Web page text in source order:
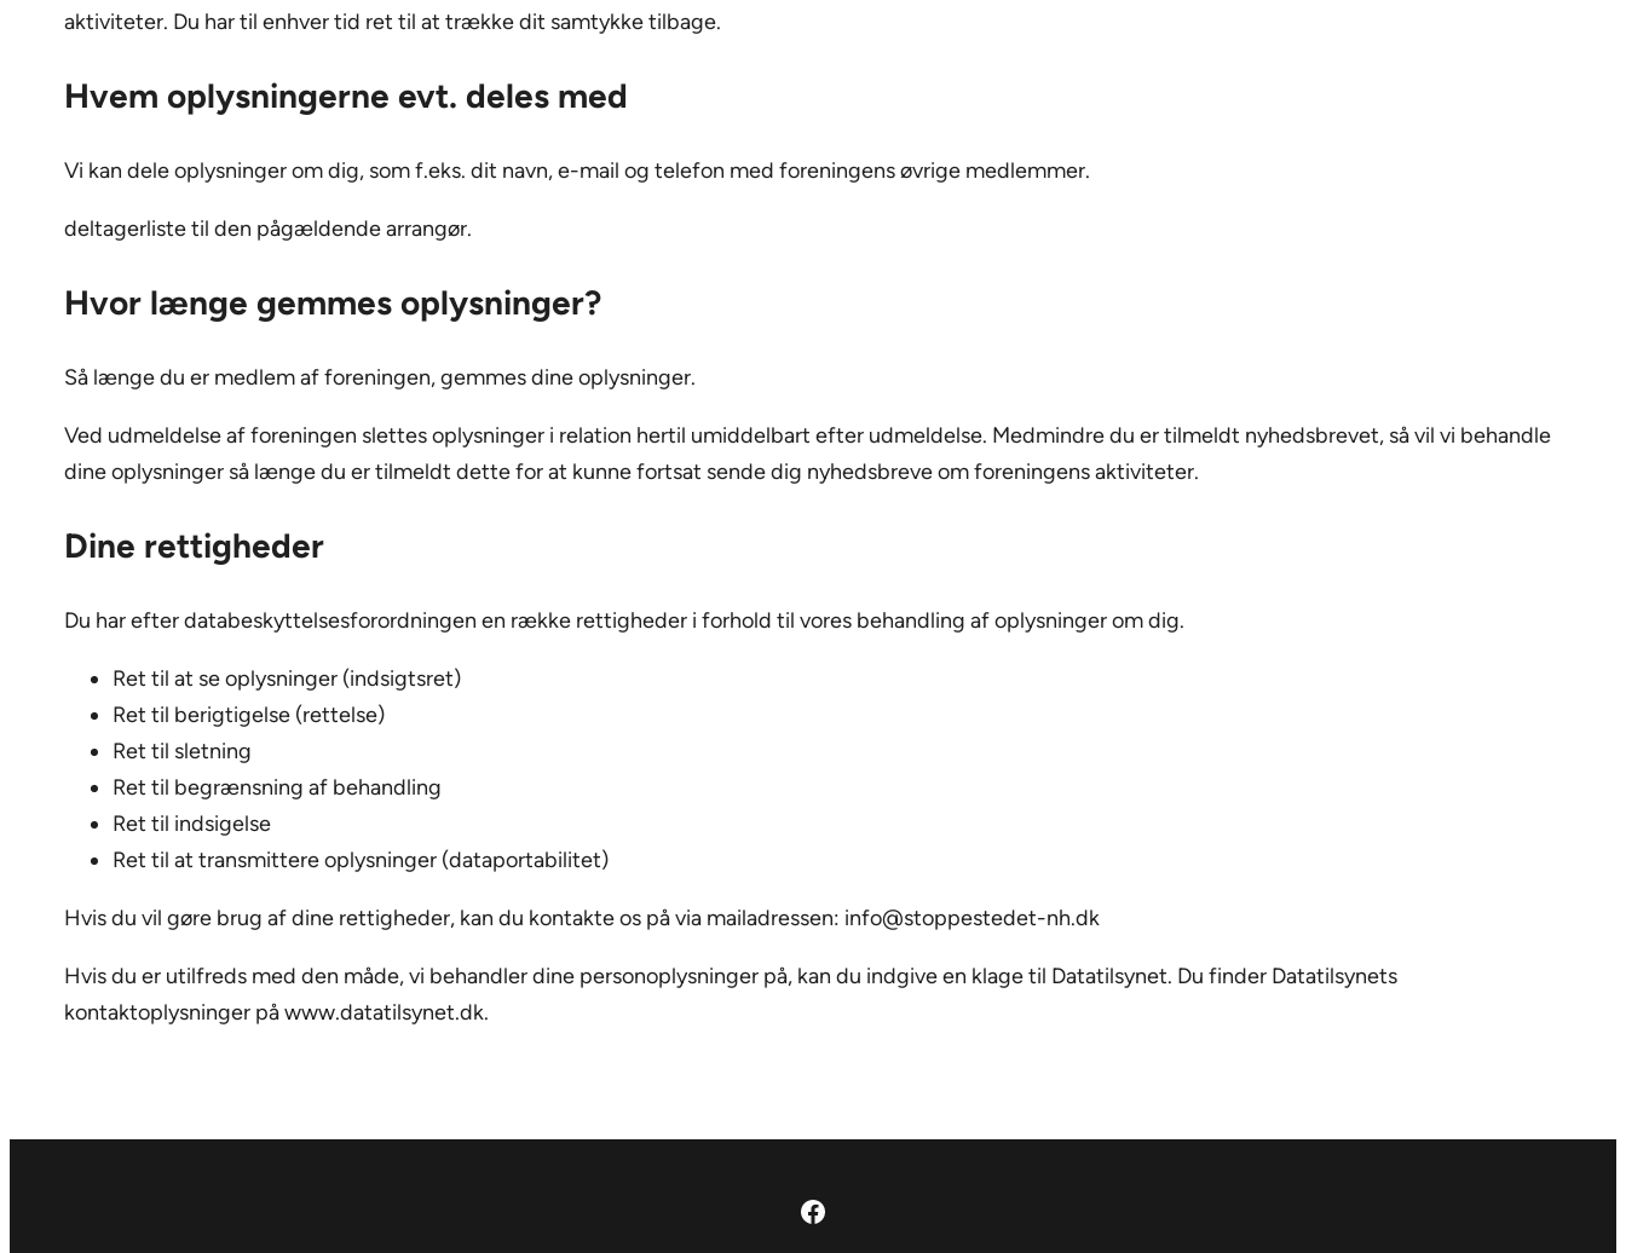
aktiviteter. Du har til enhver tid ret til at trække dit samtykke tilbage.
Hvem oplysningerne evt. deles med
Vi kan dele oplysninger om dig, som f.eks. dit navn, e-mail og telefon med foreningens øvrige medlemmer.
deltagerliste til den pågældende arrangør.
Hvor længe gemmes oplysninger?
Så længe du er medlem af foreningen, gemmes dine oplysninger.
Ved udmeldelse af foreningen slettes oplysninger i relation hertil umiddelbart efter udmeldelse. Medmindre du er tilmeldt nyhedsbrevet, så vil vi behandle
dine oplysninger så længe du er tilmeldt dette for at kunne fortsat sende dig nyhedsbreve om foreningens aktiviteter.
Dine rettigheder
Du har efter databeskyttelsesforordningen en række rettigheder i forhold til vores behandling af oplysninger om dig.
Ret til at se oplysninger (indsigtsret)
Ret til berigtigelse (rettelse)
Ret til sletning
Ret til begrænsning af behandling
Ret til indsigelse
Ret til at transmittere oplysninger (dataportabilitet)
Hvis du vil gøre brug af dine rettigheder, kan du kontakte os på via mailadressen: info@stoppestedet-nh.dk
Hvis du er utilfreds med den måde, vi behandler dine personoplysninger på, kan du indgive en klage til Datatilsynet. Du finder Datatilsynets
kontaktoplysninger på www.datatilsynet.dk.
Facebook